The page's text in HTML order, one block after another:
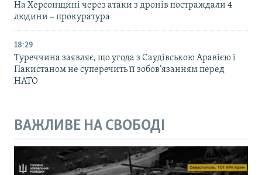
На Херсонщині через атаки з дронів постраждали 4
людини – прокуратура
18:29
Туреччина заявляє, що угода з Саудівською Аравією і
Пакистаном не суперечить її зобов’язанням перед
НАТО
ВАЖЛИВЕ НА СВОБОДІ